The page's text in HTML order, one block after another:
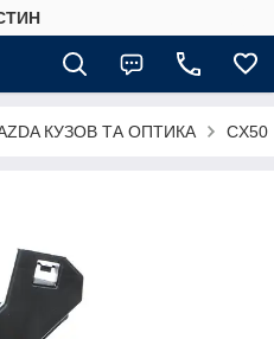
КУЗОВ ТА ОПТИКА CX50